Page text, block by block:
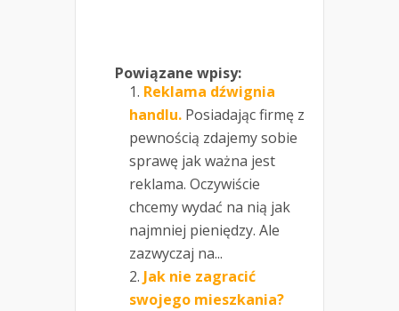
Powiązane wpisy:
Reklama dźwignia
handlu. Posiadając firmę z
pewnością zdajemy sobie
sprawę jak ważna jest
reklama. Oczywiście
chcemy wydać na nią jak
najmniej pieniędzy. Ale
zazwyczaj na...
Jak nie zagracić
swojego mieszkania?